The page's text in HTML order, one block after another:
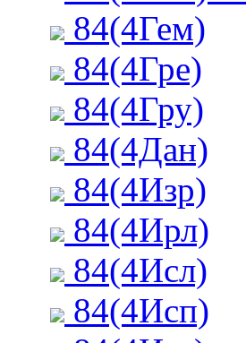
84(4Гем)
84(4Гре)
84(4Гру)
84(4Дан)
84(4Изр)
84(4Ирл)
84(4Исл)
84(4Исп)